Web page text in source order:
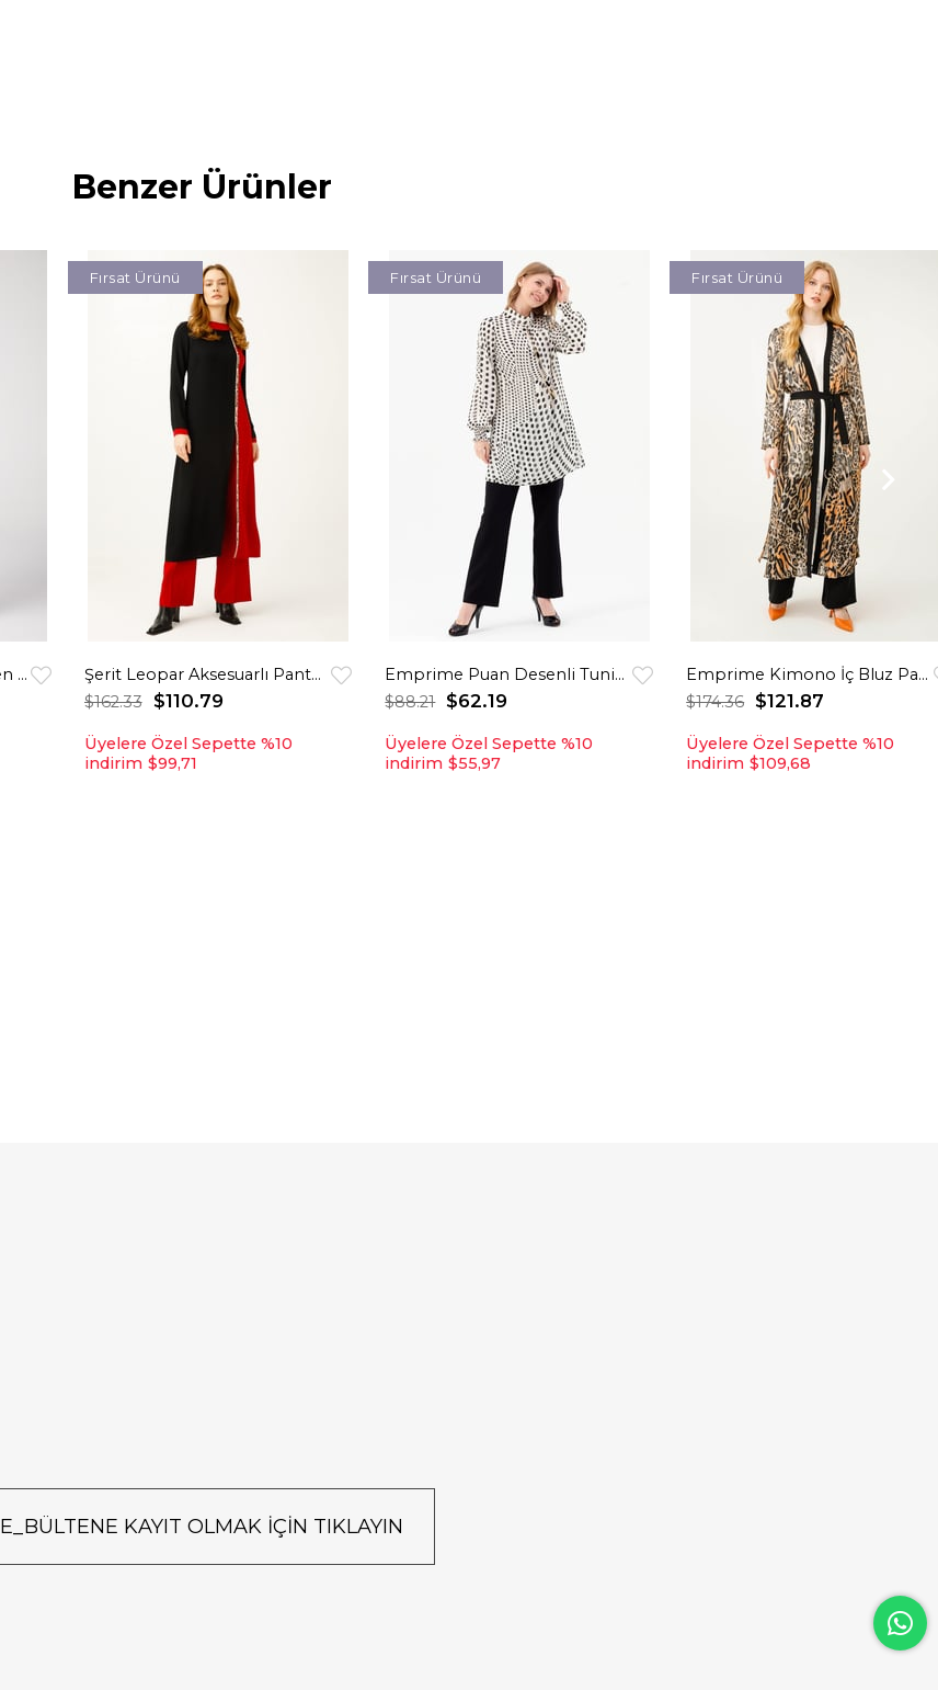
Benzer Ürünler
Erkek Yakalı Kaz Ayak Desen Kombinli Pantolon Ceket Takım Siyah Şerit Leopar Aksesuarlı Pantolonlu Takım Kırmızı
$110.79
$162.33
Fırsat Ürünü
Üyelere Özel Sepette %10
indirim $99,71
Emprime Puan Desenli Tunik Pantolon Takım Siyah
$62.19
$88.21
Fırsat Ürünü
Üyelere Özel Sepette %10
indirim $55,97
Emprime Kimono İç Bluz Pantolon Takım Kahve
$121.87
$174.36
Fırsat Ürünü
Üyelere Özel Sepette %10
indirim $109,68
E_BÜLTENE KAYIT OLMAK İÇİN TIKLAYIN